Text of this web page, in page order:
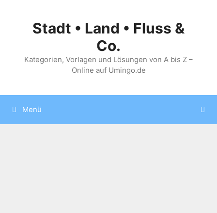
springenStadt • Land • Fluss &
Co.
Kategorien, Vorlagen und Lösungen von A bis Z –
Online auf Umingo.de
Menü